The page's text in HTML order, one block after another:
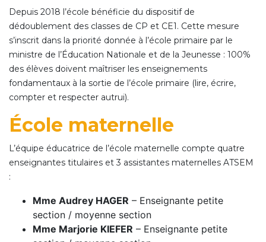
Depuis 2018 l’école bénéficie du dispositif de
dédoublement des classes de CP et CE1. Cette mesure
s’inscrit dans la priorité donnée à l’école primaire par le
ministre de l’Éducation Nationale et de la Jeunesse : 100%
des élèves doivent maîtriser les enseignements
fondamentaux à la sortie de l’école primaire (lire, écrire,
compter et respecter autrui).
École maternelle
L’équipe éducatrice de l’école maternelle compte quatre
enseignantes titulaires et 3 assistantes maternelles ATSEM
:
Mme Audrey HAGER – Enseignante petite
section / moyenne section
Mme Marjorie KIEFER – Enseignante petite